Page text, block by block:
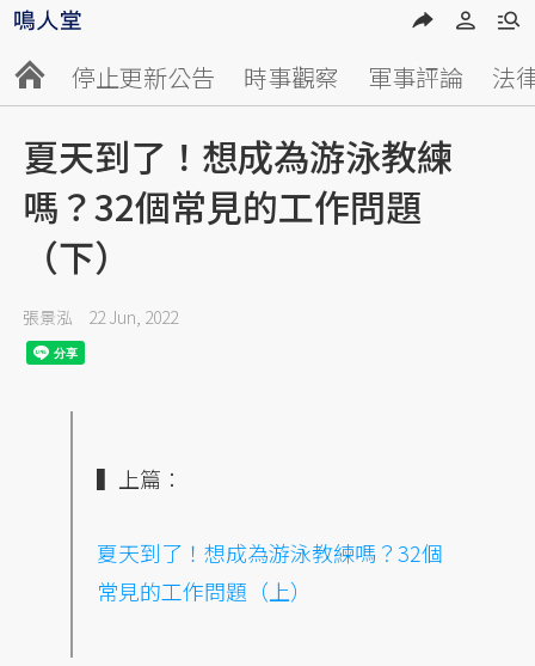
停止更新公告 時事觀察 軍事評論 法
夏天到了！想成為游泳教練
嗎？32個常見的工作問題
（下）
張景泓 22 Jun, 2022
▍上篇：
夏天到了！想成為游泳教練嗎？32個
常見的工作問題（上）